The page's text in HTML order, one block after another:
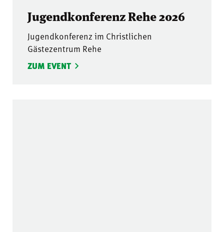
Jugendkonferenz Rehe 2026
Jugendkonferenz im Christlichen
Gästezentrum Rehe
ZUM EVENT